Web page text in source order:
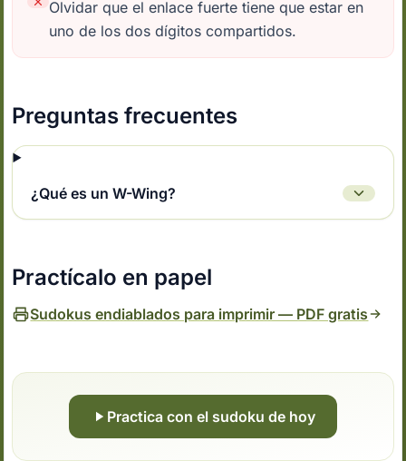
Olvidar que el enlace fuerte tiene que estar en
uno de los dos dígitos compartidos.
Preguntas frecuentes
¿Qué es un W-Wing?
Practícalo en papel
Sudokus endiablados para imprimir — PDF gratis
Practica con el sudoku de hoy